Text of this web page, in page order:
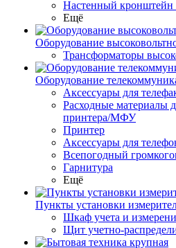
Настенный кронштейн
Ещё
Оборудование
Трансформаторы
Оборудование
Аксессуары для
Расходные материалы
принтера/МФУ
Принтер
Аксессуары для
Всепогодный
Гарнитура
Ещё
Пункты установки
Шкаф учета и
Щит учетно-